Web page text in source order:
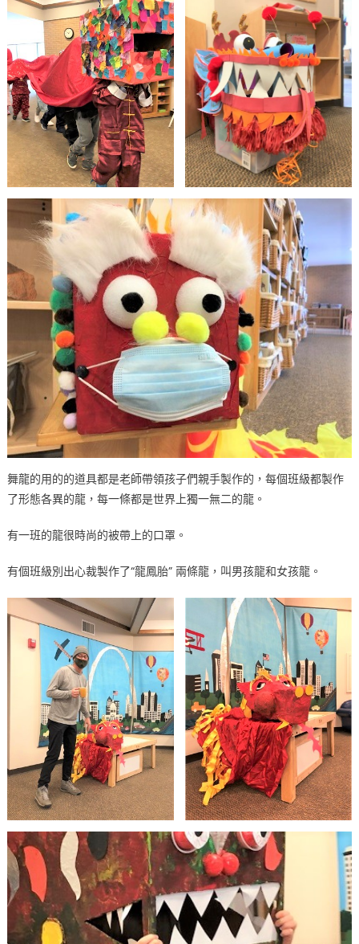
學
校
舞
龍
慶
新
春〉
中
舞龍的用的的道具都是老師帶領孩子們親手製作的，每個班級都製作
了形態各異的龍，每一條都是世界上獨一無二的龍。
有一班的龍很時尚的被帶上的口罩。
有個班級別出心裁製作了“龍鳳胎” 兩條龍，叫男孩龍和女孩龍。